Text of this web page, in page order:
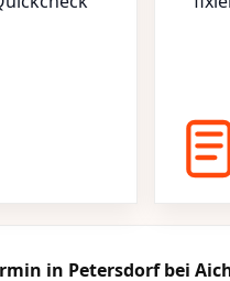
in Petersdorf bei